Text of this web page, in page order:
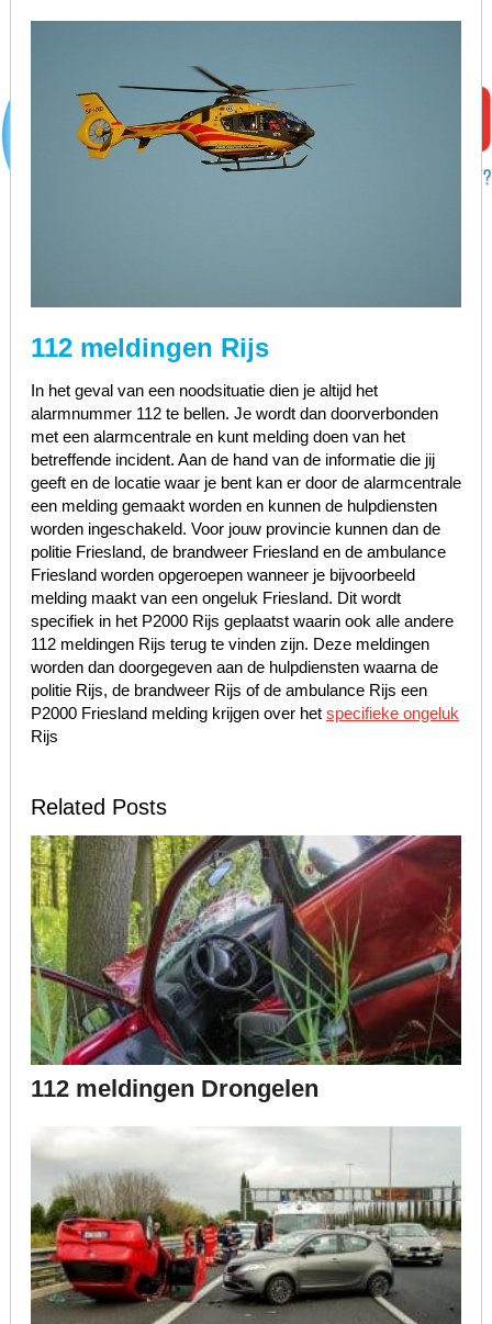
112 meldingen Rijs
In het geval van een noodsituatie dien je altijd het
alarmnummer 112 te bellen. Je wordt dan doorverbonden
met een alarmcentrale en kunt melding doen van het
betreffende incident. Aan de hand van de informatie die jij
geeft en de locatie waar je bent kan er door de alarmcentrale
een melding gemaakt worden en kunnen de hulpdiensten
worden ingeschakeld. Voor jouw provincie kunnen dan de
politie Friesland, de brandweer Friesland en de ambulance
Friesland worden opgeroepen wanneer je bijvoorbeeld
melding maakt van een ongeluk Friesland. Dit wordt
specifiek in het P2000 Rijs geplaatst waarin ook alle andere
112 meldingen Rijs terug te vinden zijn. Deze meldingen
worden dan doorgegeven aan de hulpdiensten waarna de
politie Rijs, de brandweer Rijs of de ambulance Rijs een
P2000 Friesland melding krijgen over het specifieke ongeluk
Rijs
Related Posts
112 meldingen Drongelen